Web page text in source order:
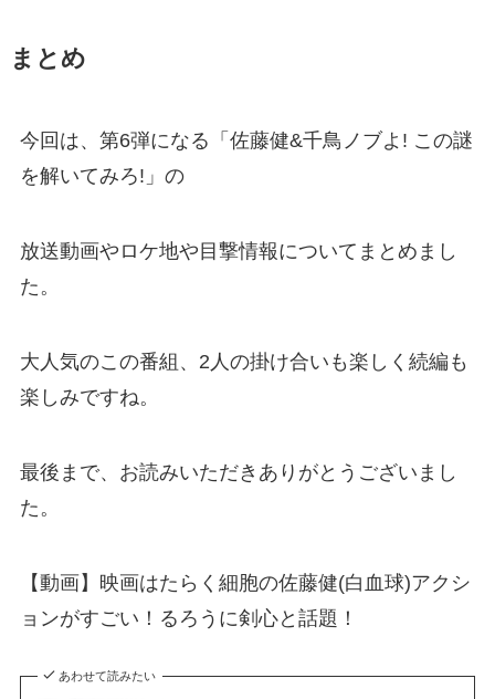
まとめ
今回は、第6弾になる「佐藤健&千鳥ノブよ! この謎
を解いてみろ!」の
放送動画やロケ地や目撃情報についてまとめまし
た。
大人気のこの番組、2人の掛け合いも楽しく続編も
楽しみですね。
最後まで、お読みいただきありがとうございまし
た。
【動画】映画はたらく細胞の佐藤健(白血球)アクシ
ョンがすごい！るろうに剣心と話題！
あわせて読みたい